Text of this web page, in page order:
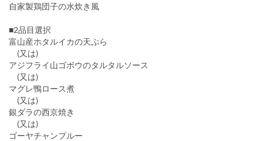
自家製鶏団子の水炊き風
■2品目選択
富山産ホタルイカの天ぷら
(又は)
アジフライ山ゴボウのタルタルソース
(又は)
マグレ鴨ロース煮
(又は)
銀ダラの西京焼き
(又は)
ゴーヤチャンプルー